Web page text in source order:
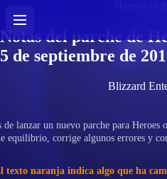
Heroes of
Notas del parche de
5 de septiembre de
Blizzard
de lanzar un nuevo parche para
equilibrio, corrige algunos errores y
texto naranja indica algo que ha